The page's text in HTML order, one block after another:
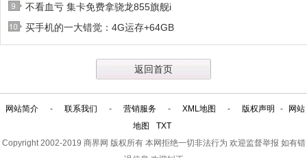
不看血亏 集卡免费拿骁龙855旗舰i
买手机的一大错觉：4G运存+64GB
返回首页
网站简介 - 联系我们 - 营销服务 - XML地图 - 版权声明 -
网站
地图
TXT
Copyright 2002-2019 商界网 版权所有 本网拒绝一切非法行为 欢迎监督举报 如有错